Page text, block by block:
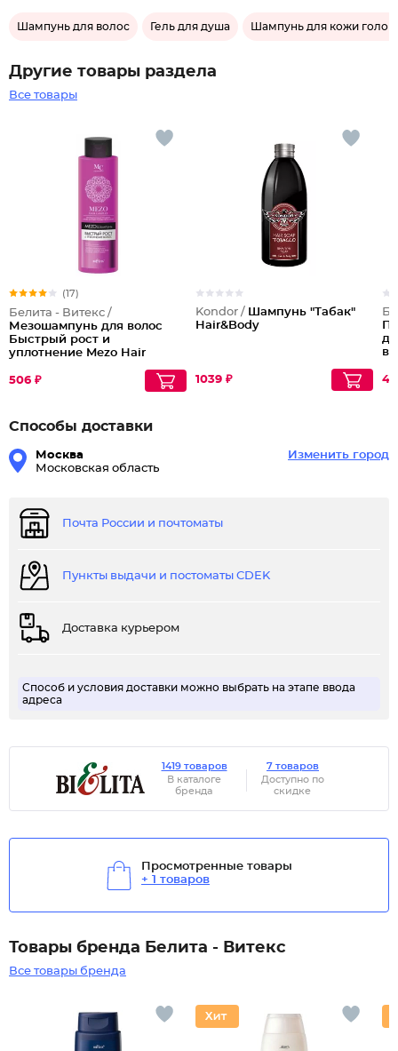
Шампунь для волос Гель для душа Шампунь для кожи
Другие товары раздела
Все товары
(17)
Белита - Витекс /
Мезошампунь для волос
Быстрый рост и
уплотнение Mezo Hair
506 ₽
Kondor / Шампунь "Табак"
Hair&Body
1039 ₽
Способы доставки
Москва
Московская область
Изменить город
Почта России и почтоматы
Пункты выдачи и постоматы CDEK
Доставка курьером
Способ и условия доставки можно выбрать на этапе ввода
адреса
1419 товаров
В каталоге
бренда
7 товаров
Доступно по
скидке
Просмотренные товары
+ 1 товаров
Товары бренда Белита - Витекс
Все товары бренда